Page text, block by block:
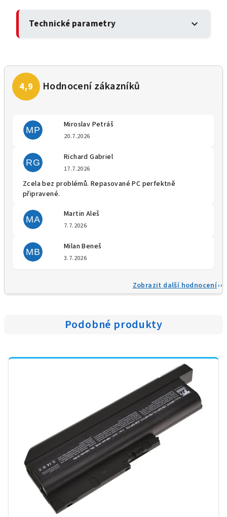
Technické parametry expand_more
MP
Miroslav Petráš
20.7.2026
RG
Richard Gabriel
17.7.2026
Zcela bez problémů. Repasované PC perfektně
připravené.
MA
Martin Aleš
7.7.2026
MB
Milan Beneš
3.7.2026
Zobrazit další hodnocení
Podobné produkty